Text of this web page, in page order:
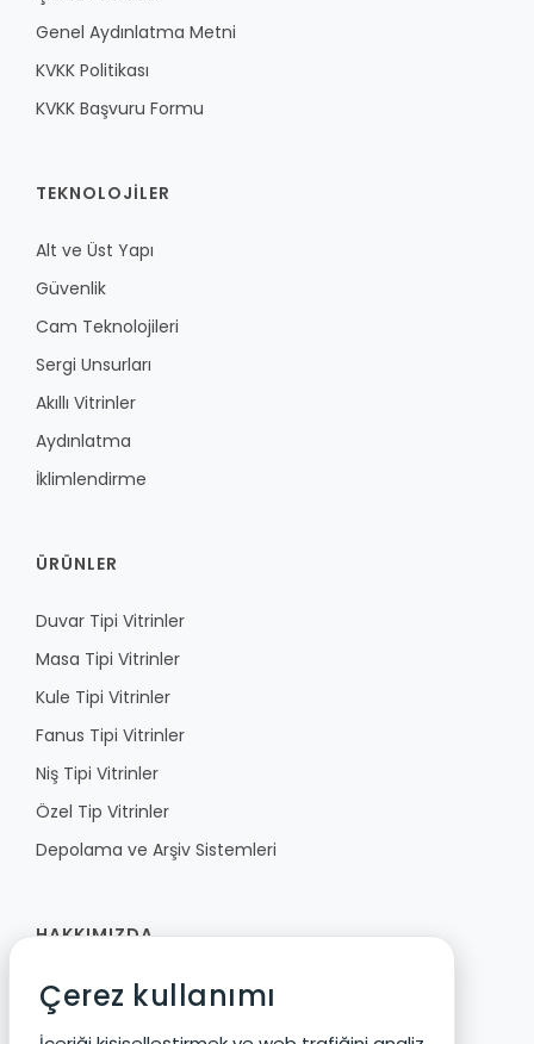
Genel Aydınlatma Metni
KVKK Politikası
KVKK Başvuru Formu
TEKNOLOJILER
Alt ve Üst Yapı
Güvenlik
Cam Teknolojileri
Sergi Unsurları
Akıllı Vitrinler
Aydınlatma
İklimlendirme
ÜRÜNLER
Duvar Tipi Vitrinler
Masa Tipi Vitrinler
Kule Tipi Vitrinler
Fanus Tipi Vitrinler
Niş Tipi Vitrinler
Özel Tip Vitrinler
Depolama ve Arşiv Sistemleri
HAKKIMIZDA
Fibula
Vizyon ve Değerler
Çerez kullanımı